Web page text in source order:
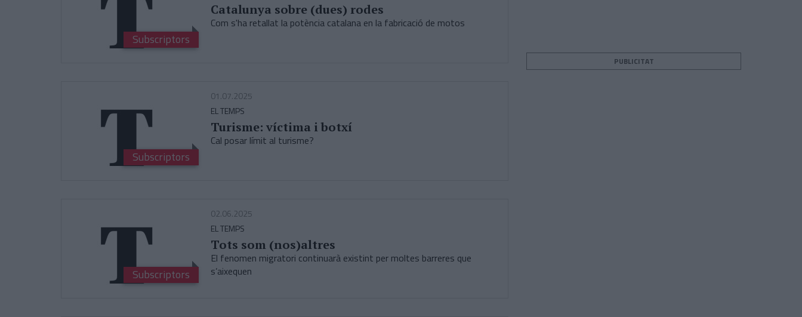
Subscriptors
Catalunya sobre (dues) rodes
Com s'ha retallat la potència catalana en la fabricació de motos
Subscriptors
01.07.2025
EL TEMPS
Turisme: víctima i botxí
Cal posar límit al turisme?
Subscriptors
02.06.2025
EL TEMPS
Tots som (nos)altres
El fenomen migratori continuarà existint per moltes barreres que
s’aixequen
PUBLICITAT